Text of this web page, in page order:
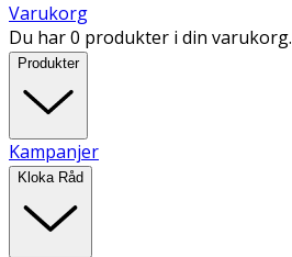
Varukorg
Du har 0 produkter i din varukorg.
Produkter
Kampanjer
Kloka Råd